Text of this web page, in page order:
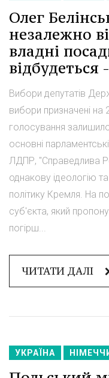
Олег
незалежно
владні
відбудеться
Вибори депутатів
вибори призначені
голосування
основні
ЛДПР, "Справедлива
однакову ідеологію
політику Кремля. На
суб'єкта, який
погірш...
ЧИТАТИ ДАЛІ
УКРАЇНА